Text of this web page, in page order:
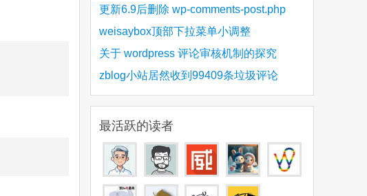
更新6.9后删除 wp-comments-post.php
weisaybox顶部下拉菜单小调整
关于 wordpress 评论审核机制的探究
zblog小站居然收到99409条垃圾评论
最活跃的读者